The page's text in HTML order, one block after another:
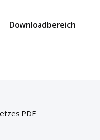
Downloadbereich
PDF